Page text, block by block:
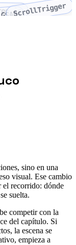
GSAPScrollTrigger
sino en una
visual. Ese cambio
el recorrido: dónde
suelta.
competir con la
del capítulo. Si
la escena se
empieza a